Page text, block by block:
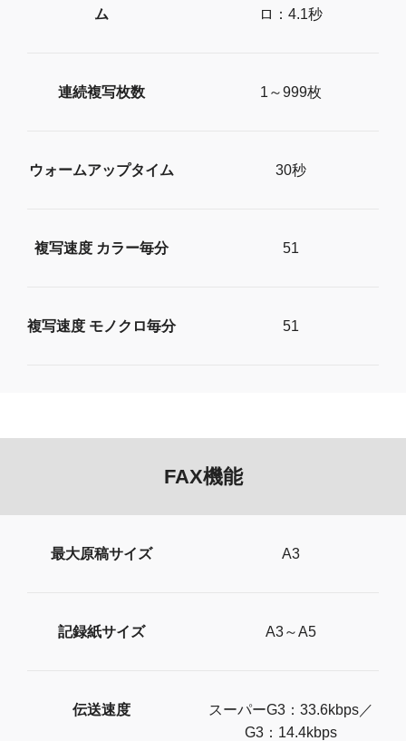
ム
ロ：4.1秒
連続複写枚数 1～999枚
ウォームアップタイム 30秒
複写速度 カラー毎分 51
複写速度 モノクロ毎分 51
FAX機能
最大原稿サイズ A3
記録紙サイズ A3～A5
伝送速度
スーパーG3：33.6kbps／
G3：14.4kbps